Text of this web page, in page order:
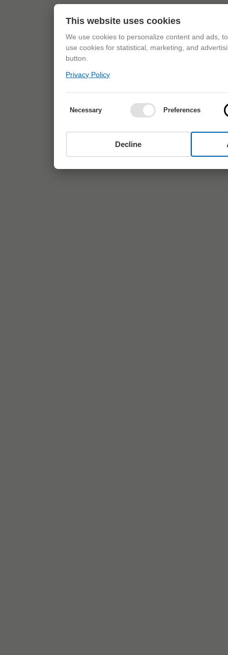
This website uses cookies
We use cookies to personalize content and ads,
use cookies for statistical, marketing, and
button.
Privacy Policy
Necessary Preferences
Decline